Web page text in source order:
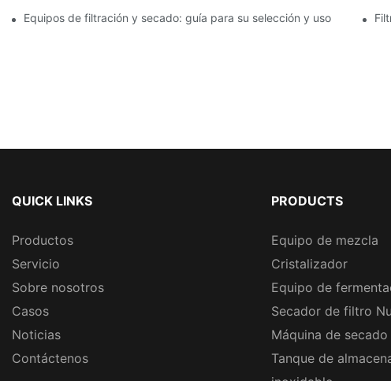
Equipos de filtración y secado: guía para su selección y uso
QUICK LINKS
Productos
Servicio
Sobre nosotros
Casos
Noticias
Contáctenos
PRODUCTS
Equipo de mezcla
Cristalizador
Equipo de
Secador de filtro
Máquina de
Tanque de